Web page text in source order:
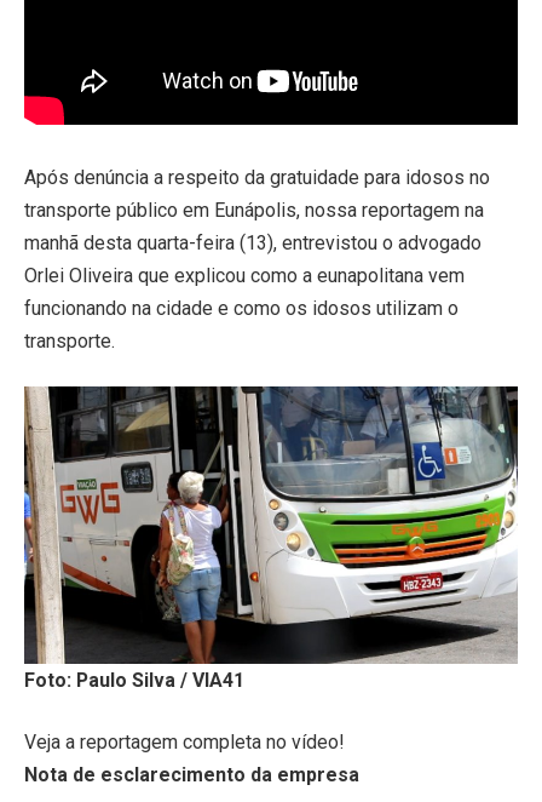
Após denúncia a respeito da gratuidade para idosos no
transporte público em Eunápolis, nossa reportagem na
manhã desta quarta-feira (13), entrevistou o advogado
Orlei Oliveira que explicou como a eunapolitana vem
funcionando na cidade e como os idosos utilizam o
transporte.
Foto: Paulo Silva / VIA41
Veja a reportagem completa no vídeo!
Nota de esclarecimento da empresa